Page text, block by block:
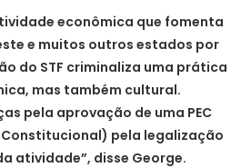
econômica que fomenta
e muitos outros estados por
do STF criminaliza uma prática
mas também cultural.
pela aprovação de uma PEC
Constitucional) pela legalização
atividade”, disse George.